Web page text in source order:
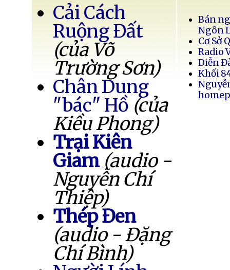
Cải Cách
Ruộng Đất
(của Võ
Trường Sơn)
Chân Dung
"bác" Hồ (của
Kiều Phong)
Trại Kiên
Giam (audio -
Nguyễn Chí
Thiệp)
Thép Đen
(audio - Đặng
Chí Bình)
Bán
Ngôn
Cơ Sở
Radio
Diễn
Khối